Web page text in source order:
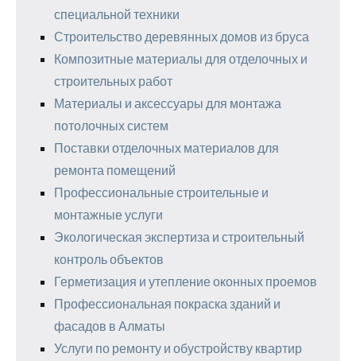
специальной техники
Строительство деревянных домов из бруса
Композитные материалы для отделочных и
строительных работ
Материалы и аксессуары для монтажа
потолочных систем
Поставки отделочных материалов для
ремонта помещений
Профессиональные строительные и
монтажные услуги
Экологическая экспертиза и строительный
контроль объектов
Герметизация и утепление оконных проемов
Профессиональная покраска зданий и
фасадов в Алматы
Услуги по ремонту и обустройству квартир